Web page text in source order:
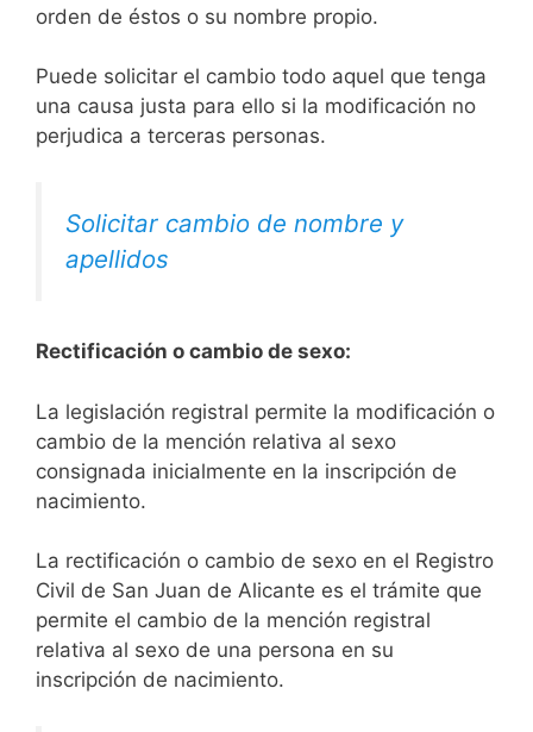
orden de éstos o su nombre propio.
Puede solicitar el cambio todo aquel que tenga
una causa justa para ello si la modificación no
perjudica a terceras personas.
Solicitar cambio de nombre y
apellidos
Rectificación o cambio de sexo:
La legislación registral permite la modificación o
cambio de la mención relativa al sexo
consignada inicialmente en la inscripción de
nacimiento.
La rectificación o cambio de sexo en el Registro
Civil de San Juan de Alicante es el trámite que
permite el cambio de la mención registral
relativa al sexo de una persona en su
inscripción de nacimiento.